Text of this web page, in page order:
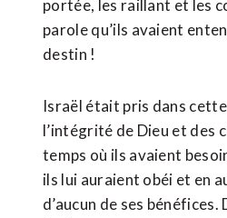
portée, les raillant et les
parole qu’ils avaient
destin !
Israël était pris dans
l’intégrité de Dieu et des
temps où ils avaient
ils lui auraient obéi et en
d’aucun de ses